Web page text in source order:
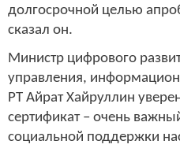
долгосрочной целью
сказал он.
Министр цифрового
управления,
РТ Айрат Хайруллин
сертификат – очень
социальной поддержки